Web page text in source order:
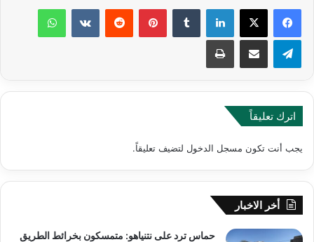
لينكدإن بينتيريست
اترك تعليقاً
يجب أنت تكون مسجل الدخول لتضيف تعليقاً.
أخر الاخبار
حماس ترد على نتنياهو: متمسكون بخرائط الطريق